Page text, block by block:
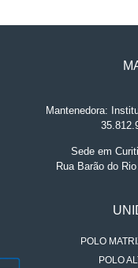
Mantenedora:
Sede em
Rua Barão do
POLO
POLO